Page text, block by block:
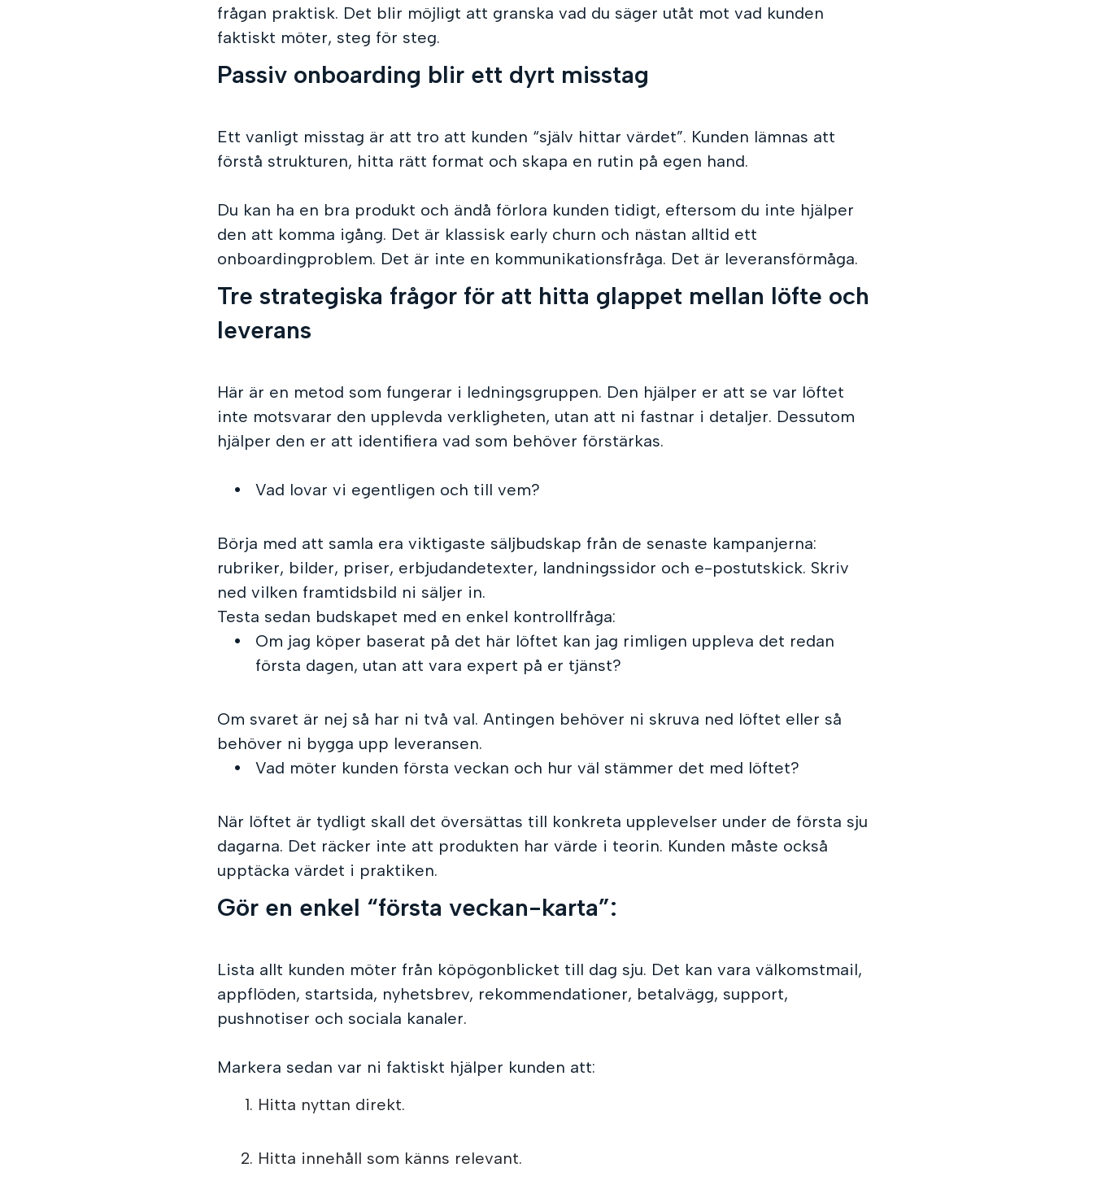
frågan praktisk. Det blir möjligt att granska vad du säger utåt mot vad kunden
faktiskt möter, steg för steg.
Passiv onboarding blir ett dyrt misstag
Ett vanligt misstag är att tro att kunden “själv hittar värdet”. Kunden lämnas att
förstå strukturen, hitta rätt format och skapa en rutin på egen hand.
Du kan ha en bra produkt och ändå förlora kunden tidigt, eftersom du inte hjälper
den att komma igång. Det är klassisk early churn och nästan alltid ett
onboardingproblem. Det är inte en kommunikationsfråga. Det är leveransförmåga.
Tre strategiska frågor för att hitta glappet mellan löfte och
leverans
Här är en metod som fungerar i ledningsgruppen. Den hjälper er att se var löftet
inte motsvarar den upplevda verkligheten, utan att ni fastnar i detaljer. Dessutom
hjälper den er att identifiera vad som behöver förstärkas.
Vad lovar vi egentligen och till vem?
Börja med att samla era viktigaste säljbudskap från de senaste kampanjerna:
rubriker, bilder, priser, erbjudandetexter, landningssidor och e-postutskick. Skriv
ned vilken framtidsbild ni säljer in.
Testa sedan budskapet med en enkel kontrollfråga:
Om jag köper baserat på det här löftet kan jag rimligen uppleva det redan
första dagen, utan att vara expert på er tjänst?
Om svaret är nej så har ni två val. Antingen behöver ni skruva ned löftet eller så
behöver ni bygga upp leveransen.
Vad möter kunden första veckan och hur väl stämmer det med löftet?
När löftet är tydligt skall det översättas till konkreta upplevelser under de första sju
dagarna. Det räcker inte att produkten har värde i teorin. Kunden måste också
upptäcka värdet i praktiken.
Gör en enkel “första veckan-karta”:
Lista allt kunden möter från köpögonblicket till dag sju. Det kan vara välkomstmail,
appflöden, startsida, nyhetsbrev, rekommendationer, betalvägg, support,
pushnotiser och sociala kanaler.
Markera sedan var ni faktiskt hjälper kunden att:
Hitta nyttan direkt.
Hitta innehåll som känns relevant.